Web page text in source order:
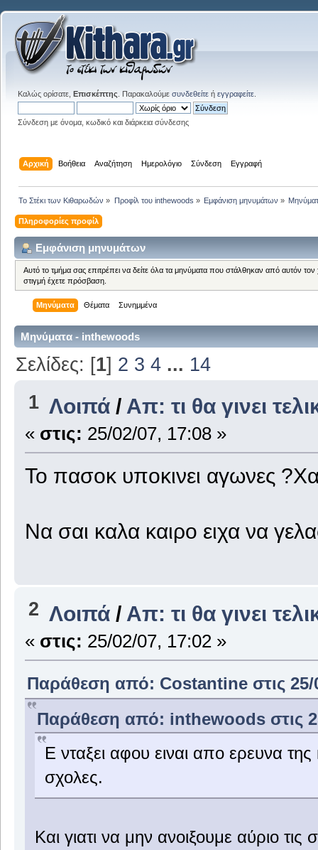
Καλώς ορίσατε, Επισκέπτης . Παρακαλούμε συνδεθείτε ή εγγραφείτε
Σύνδεση με όνομα, κωδικό και διάρκεια σύνδεσης
Αρχική Βοήθεια Αναζήτηση Ημερολόγιο Σύνδεση Εγγραφή
Το Στέκι των Κιθαρωδών » Προφίλ του inthewoods » Εμφάνιση μηνυμάτων »
Πληροφορίες προφίλ
Εμφάνιση μηνυμάτων
Αυτό το τμήμα σας επιτρέπει να δείτε όλα τα μηνύματα που στάλθηκαν από αυτόν
στιγμή έχετε πρόσβαση.
Μηνύματα Θέματα Συνημμένα
Μηνύματα - inthewoods
Σελίδες: [1] 2 3 4 ... 14
1 Λοιπά / Απ: τι θα γινει
« στις: 25/02/07, 17:08 »
To πασοκ υποκινει αγωνες
Να σαι καλα καιρο ειχα να
2 Λοιπά / Απ: τι θα γινει
« στις: 25/02/07, 17:02 »
Παράθεση από: Costantine στις 25/
Παράθεση από: inthewoods στις
Ε νταξει αφου ειναι απο ερευνα
σχολες.
Και γιατι να μην ανοιξουμε αύριο